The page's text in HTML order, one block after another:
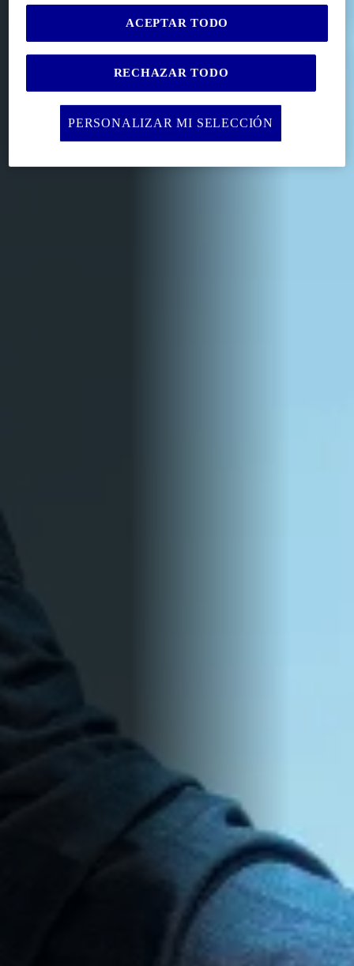
PERSONALIZAR MI SELECCIÓN
RECHAZAR TODO
ACEPTAR TODO